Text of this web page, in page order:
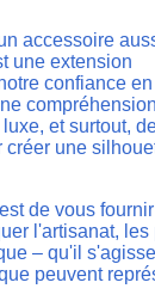
accessoire
une extension
confiance
compréhension
et surtout,
créer une
de vous
l'artisanat, les
– qu'il
peuvent